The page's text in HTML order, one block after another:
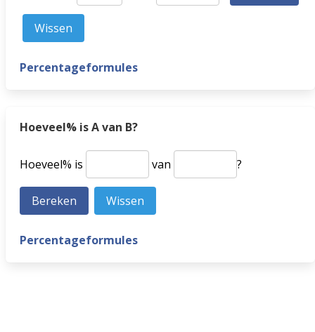
Percentageformules
Hoeveel% is A van B?
Hoeveel% is van ?
Percentageformules